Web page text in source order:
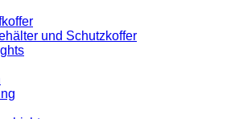
und Schutzkoffer